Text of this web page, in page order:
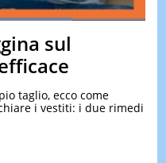
&
TEST
LE
sul
taglio, ecco come
i vestiti: i due rimedi